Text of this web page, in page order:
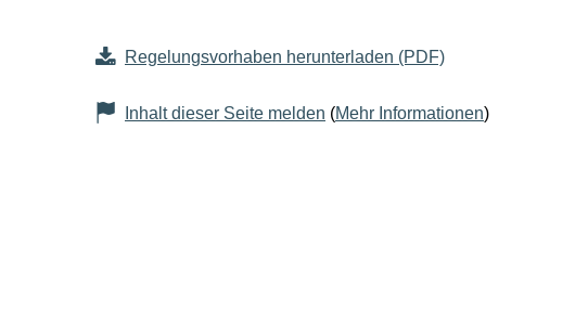
Regelungsvorhaben herunterladen (PDF)
Inhalt dieser Seite melden (Mehr Informationen)